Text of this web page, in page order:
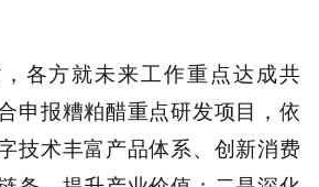
各方就未来工作重点达成共
申报糟粕醋重点研发项目，依
技术丰富产品体系、创新消费